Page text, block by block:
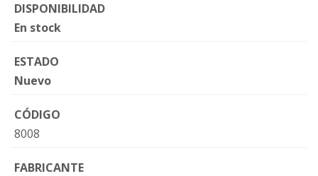
DISPONIBILIDAD
En stock
ESTADO
Nuevo
CÓDIGO
8008
FABRICANTE